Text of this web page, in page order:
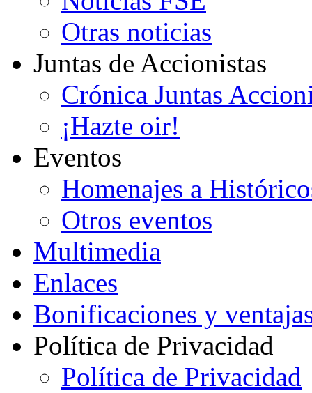
Otras noticias
Juntas de Accionistas
Crónica Juntas
¡Hazte oir!
Eventos
Homenajes a
Otros eventos
Multimedia
Enlaces
Bonificaciones y
Política de Privacidad
Política de Privacidad